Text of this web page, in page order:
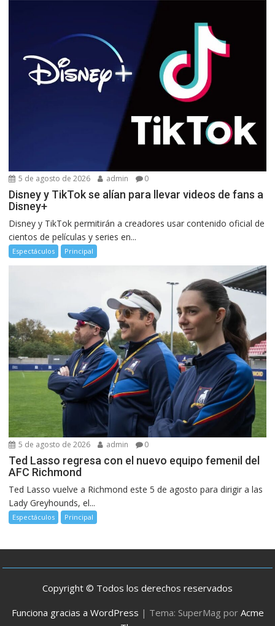
5 de agosto de 2026 admin 0
Disney y TikTok se alían para llevar videos de fans a
Disney+
Disney y TikTok permitirán a creadores usar contenido oficial de
cientos de películas y series en...
Espectáculos Principal
5 de agosto de 2026 admin 0
Ted Lasso regresa con el nuevo equipo femenil del
AFC Richmond
Ted Lasso vuelve a Richmond este 5 de agosto para dirigir a las
Lady Greyhounds, el...
Espectáculos Principal
Copyright © Todos los derechos reservados
Funciona gracias a WordPress | Tema: SuperMag por Acme